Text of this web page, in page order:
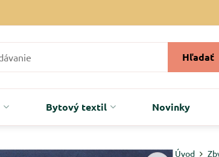
Hľadať
Bytový textil Novinky
Úvod